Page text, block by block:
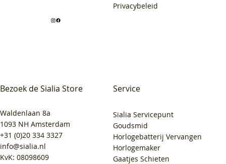
Bezoek de Sialia Store
Waldenlaan 8a
1093 NH Amsterdam
+31 (0)20 334 3327
info@sialia.nl
KvK: 08098609
Privacybeleid
Service
Sialia Servicepunt
Goudsmid
Horlogebatterij Vervangen
Horlogemaker
Gaatjes Schieten